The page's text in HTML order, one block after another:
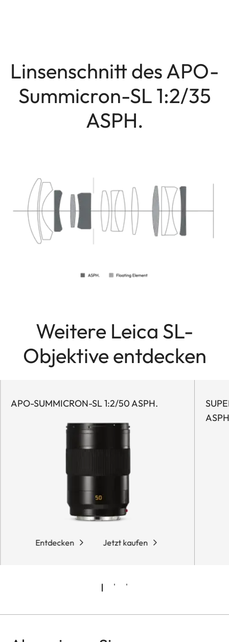
Linsenschnitt des APO-
Summicron-SL 1:2/35
ASPH.
Weitere Leica SL-
Objektive entdecken
APO-SUMMICRON-SL 1:2/50 ASPH.
Entdecken Jetzt kaufen